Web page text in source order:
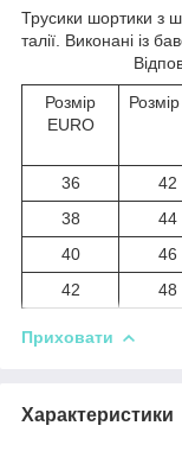
Трусики шортики з
талії. Виконані із
Розмір
EURO
36 42
38
44
40
46
42
48
Приховати
Характеристики